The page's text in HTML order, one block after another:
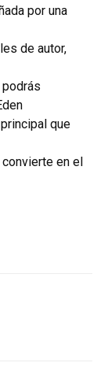
por una
de autor,
que
en el